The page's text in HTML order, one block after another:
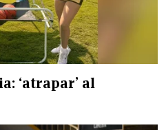
‘atrapar’ al